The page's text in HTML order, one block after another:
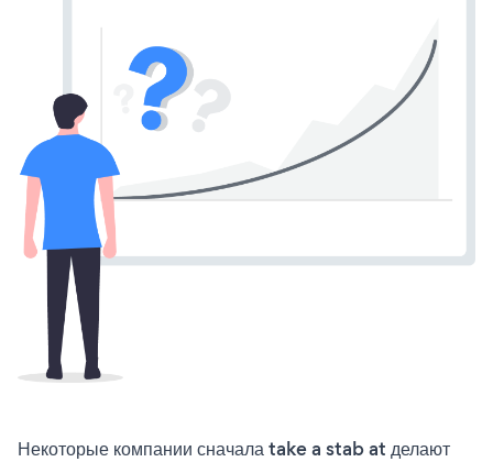
Некоторые компании сначала take a stab at делают